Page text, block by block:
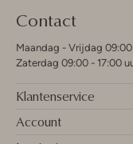
Contact
Maandag - Vrijdag 09:00
Zaterdag 09:00 - 17:00
Klantenservice
Account